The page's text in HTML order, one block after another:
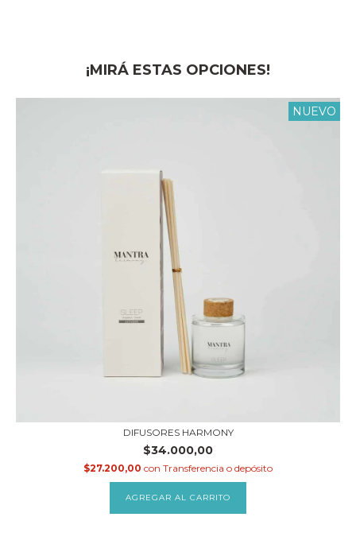
¡MIRÁ ESTAS OPCIONES!
NUEVO
DIFUSORES HARMONY
$34.000,00
$27.200,00 con Transferencia o depósito
AGREGAR AL CARRITO